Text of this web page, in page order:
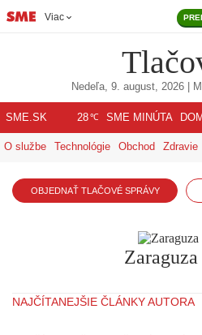
Viac
Nedeľa, 9. august, 2026 |
SME.SK 28℃ SME MINÚTA
O službe Technológie Obchod Zdravie
OBJEDNAŤ TLAČOVÉ SPRÁVY
Zaraguza
NAJČÍTANEJŠIE ČLÁNKY AUTORA